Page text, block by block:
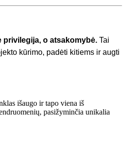
privilegija, o atsakomybė. Tai
kūrimo, padėti kitiems ir augti
išaugo ir tapo viena iš
pasižyminčia unikalia